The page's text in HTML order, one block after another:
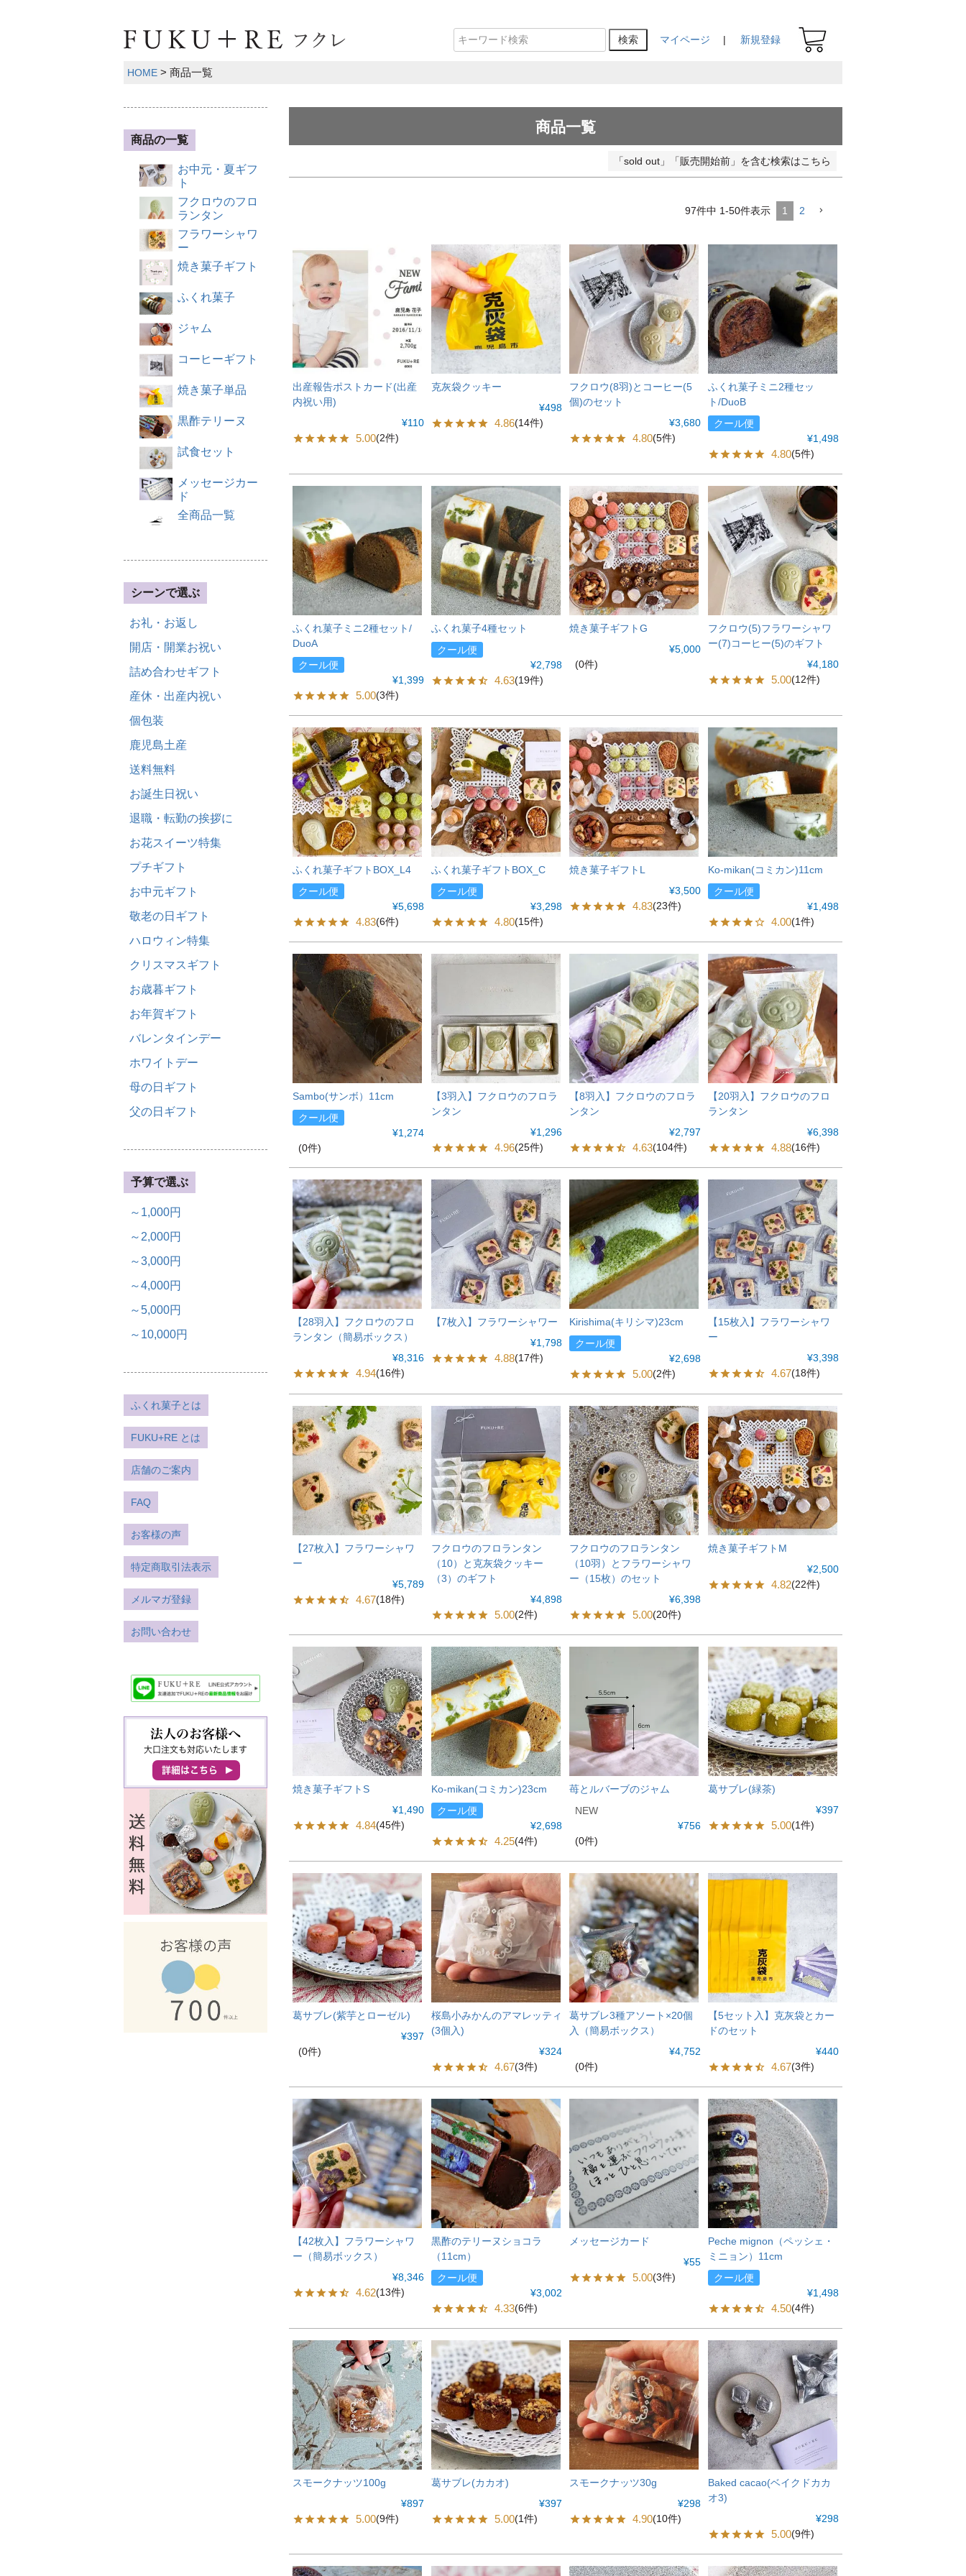
マイページ 新規登録
HOME 商品一覧
商品の一覧
お中元・夏ギフ
ト
フクロウのフロ
ランタン
フラワーシャワ
ー
焼き菓子ギフト
ふくれ菓子
ジャム
コーヒーギフト
焼き菓子単品
黒酢テリーヌ
試食セット
メッセージカー
ド
全商品一覧
シーンで選ぶ
お礼・お返し
開店・開業お祝い
詰め合わせギフト
産休・出産内祝い
個包装
鹿児島土産
送料無料
お誕生日祝い
退職・転勤の挨拶に
お花スイーツ特集
プチギフト
お中元ギフト
敬老の日ギフト
ハロウィン特集
クリスマスギフト
お歳暮ギフト
お年賀ギフト
バレンタインデー
ホワイトデー
母の日ギフト
父の日ギフト
予算で選ぶ
～1,000円
～2,000円
～3,000円
～4,000円
～5,000円
～10,000円
ふくれ菓子とは
FUKU+RE とは
店舗のご案内
FAQ
お客様の声
特定商取引法表示
メルマガ登録
お問い合わせ
商品一覧
「sold out」「販売開始前」を含む検索はこちら
新着順
価格が安い順
検索
97件中 1-50件表示 1 2
出産報告ポストカード(出産
内祝い用)
¥110
5.00(2件)
克灰袋クッキー
¥498
4.86(14件)
フクロウ(8羽)とコーヒー(5
個)のセット
¥3,680
4.80(5件)
ふくれ菓子ミニ2種セッ
ト/DuoB
クール便
¥1,498
4.80(5件)
ふくれ菓子ミニ2種セット/
DuoA
クール便
¥1,399
5.00(3件)
ふくれ菓子4種セット
クール便
¥2,798
4.63(19件)
焼き菓子ギフトG
¥5,000
(0件)
フクロウ(5)フラワーシャワ
ー(7)コーヒー(5)のギフト
¥4,180
5.00(12件)
ふくれ菓子ギフトBOX_L4
クール便
¥5,698
4.83(6件)
ふくれ菓子ギフトBOX_C
クール便
¥3,298
4.80(15件)
焼き菓子ギフトL
¥3,500
4.83(23件)
Ko-mikan(コミカン)11cm
クール便
¥1,498
4.00(1件)
Sambo(サンボ）11cm
クール便
¥1,274
(0件)
【3羽入】フクロウのフロラ
ンタン
¥1,296
4.96(25件)
【8羽入】フクロウのフロラ
ンタン
¥2,797
4.63(104件)
【20羽入】フクロウのフロ
ランタン
¥6,398
4.88(16件)
【28羽入】フクロウのフロ
ランタン（簡易ボックス）
¥8,316
4.94(16件)
【7枚入】フラワーシャワー
¥1,798
4.88(17件)
Kirishima(キリシマ)23cm
クール便
¥2,698
5.00(2件)
【15枚入】フラワーシャワ
ー
¥3,398
4.67(18件)
【27枚入】フラワーシャワ
ー
¥5,789
4.67(18件)
フクロウのフロランタン
（10）と克灰袋クッキー
（3）のギフト
¥4,898
5.00(2件)
フクロウのフロランタン
（10羽）とフラワーシャワ
ー（15枚）のセット
¥6,398
5.00(20件)
焼き菓子ギフトM
¥2,500
4.82(22件)
焼き菓子ギフトS
¥1,490
4.84(45件)
Ko-mikan(コミカン)23cm
クール便
¥2,698
4.25(4件)
苺とルバーブのジャム
NEW
¥756
(0件)
葛サブレ(緑茶)
¥397
5.00(1件)
葛サブレ(紫芋とローゼル)
¥397
(0件)
桜島小みかんのアマレッティ
(3個入)
¥324
4.67(3件)
葛サブレ3種アソート×20個
入（簡易ボックス）
¥4,752
(0件)
【5セット入】克灰袋とカー
ドのセット
¥440
4.67(3件)
【42枚入】フラワーシャワ
ー（簡易ボックス）
¥8,346
4.62(13件)
黒酢のテリーヌショコラ
（11cm）
クール便
¥3,002
4.33(6件)
メッセージカード
¥55
5.00(3件)
Peche mignon（ペッシェ・
ミニョン）11cm
クール便
¥1,498
4.50(4件)
スモークナッツ100g
¥897
5.00(9件)
葛サブレ(カカオ)
¥397
5.00(1件)
スモークナッツ30g
¥298
4.90(10件)
Baked cacao(ベイクドカカ
オ3)
¥298
5.00(9件)